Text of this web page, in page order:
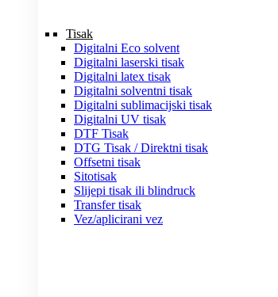
Tisak
Digitalni Eco solvent
Digitalni laserski tisak
Digitalni latex tisak
Digitalni solventni tisak
Digitalni sublimacijski tisak
Digitalni UV tisak
DTF Tisak
DTG Tisak / Direktni tisak
Offsetni tisak
Sitotisak
Slijepi tisak ili blindruck
Transfer tisak
Vez/aplicirani vez